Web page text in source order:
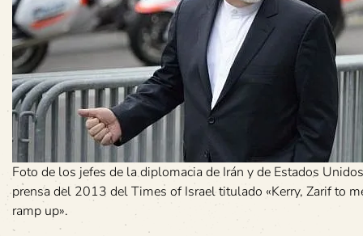
Foto de los jefes de la diplomacia de Irán y de Estados
prensa del 2013 del Times of Israel titulado «Kerry, Zarif to
ramp up».